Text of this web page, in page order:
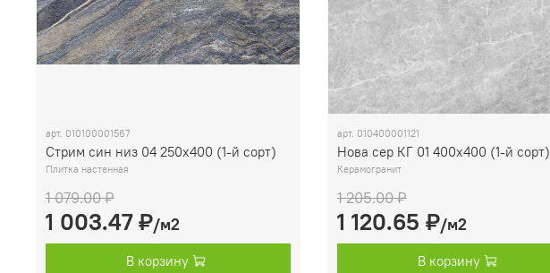
арт. 010100001567
Стрим син низ 04 250х400 (1-й сорт)
Плитка настенная
1 079.00 ₽
1 003.47 ₽/м2
В корзину
арт. 010400001121
Нова сер КГ 01 400х400 (1-й сорт)
Керамогранит
1 205.00 ₽
1 120.65 ₽/м2
В корзину